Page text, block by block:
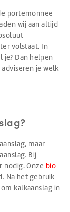
portemonnee
wij aan altijd
volstaat. In
Dan helpen
je welk
maar
Bij
nodig. Onze bio
Na het gebruik
kalkaanslag in